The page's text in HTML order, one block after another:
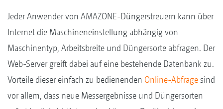
Jeder Anwender von AMAZONE-Düngerstreuern kann über
Internet die Maschineneinstellung abhängig von
Maschinentyp, Arbeitsbreite und Düngersorte abfragen. Der
Web-Server greift dabei auf eine bestehende Datenbank zu.
Vorteile dieser einfach zu bedienenden Online-Abfragesind
vor allem, dass neue Messergebnisse und Düngersorten